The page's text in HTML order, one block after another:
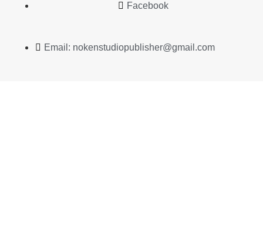
Facebook
Email: nokenstudiopublisher@gmail.com